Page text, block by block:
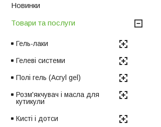
Новинки
Товари та послуги
Гель-лаки
Гелеві системи
Полі гель (Acryl gel)
Розм'якчувач і масла для
кутикули
Кисті і дотси